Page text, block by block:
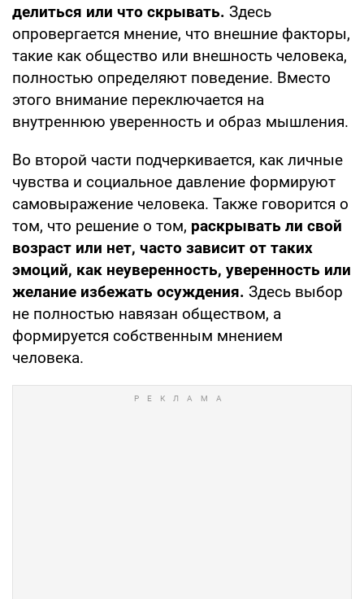
делиться или что скрывать. Здесь
опровергается мнение, что внешние факторы,
такие как общество или внешность человека,
полностью определяют поведение. Вместо
этого внимание переключается на
внутреннюю уверенность и образ мышления.
Во второй части подчеркивается, как личные
чувства и социальное давление формируют
самовыражение человека. Также говорится о
том, что решение о том, раскрывать ли свой
возраст или нет, часто зависит от таких
эмоций, как неуверенность, уверенность или
желание избежать осуждения. Здесь выбор
не полностью навязан обществом, а
формируется собственным мнением
человека.